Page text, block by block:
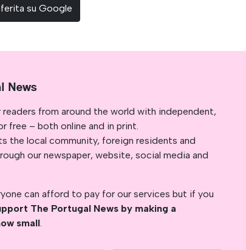
su Google
News
from around the world with independent,
free – both online and in print.
the local community, foreign residents and
our newspaper, website, social media and
can afford to pay for our services but if you
The Portugal News by making a
small.